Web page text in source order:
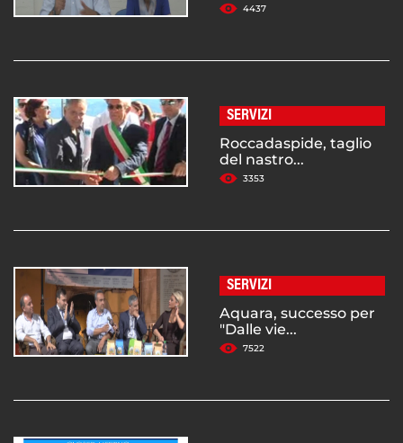
4437
SERVIZI
Roccadaspide, taglio
del nastro...
3353
SERVIZI
Aquara, successo per
"Dalle vie...
7522